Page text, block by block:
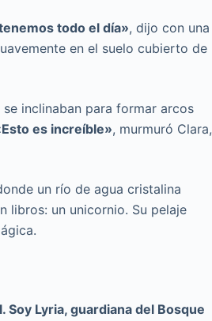
todo el día», dijo con una
en el suelo cubierto de
inclinaban para formar arcos
es increíble», murmuró Clara,
un río de agua cristalina
libros: un unicornio. Su pelaje
Soy Lyria, guardiana del Bosque